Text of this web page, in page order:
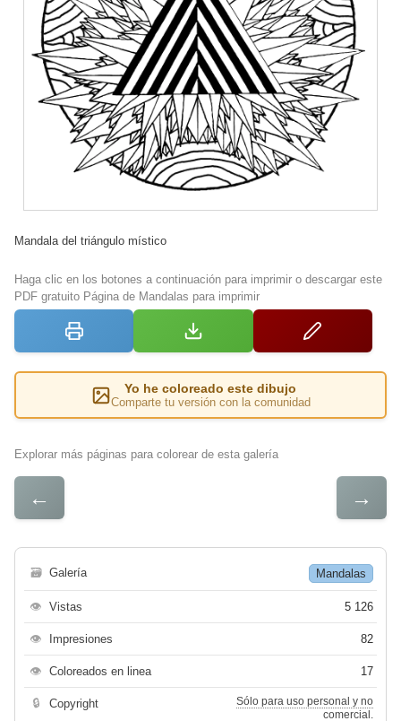
Mandala del triángulo místico
Haga clic en los botones a continuación para imprimir o descargar este
PDF gratuito Página de Mandalas para imprimir
Yo he coloreado este dibujo
Comparte tu versión con la comunidad
Explorar más páginas para colorear de esta galería
← →
🗃 Galería Mandalas
👁 Vistas 5 126
👁 Impresiones 82
👁 Coloreados en linea 17
🔒 Copyright
Sólo para uso personal y no
comercial.